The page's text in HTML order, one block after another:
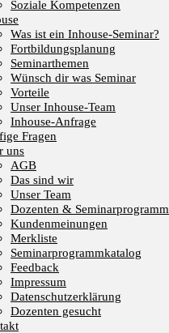
Soziale Kompetenzen
Was ist ein Inhouse-Seminar?
Fortbildungsplanung
Seminarthemen
Wünsch dir was Seminar
Vorteile
Unser Inhouse-Team
Inhouse-Anfrage
Fragen
uns
AGB
Das sind wir
Unser Team
Dozenten & Seminarprogramm
Kundenmeinungen
Merkliste
Seminarprogrammkatalog
Feedback
Impressum
Datenschutzerklärung
Dozenten gesucht